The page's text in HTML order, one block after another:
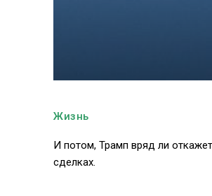
Жизнь
И потом, Трамп вряд ли
сделках.